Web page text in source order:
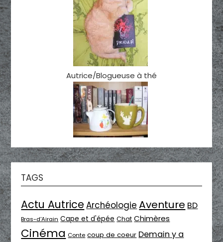
Autrice/Blogueuse à thé
TAGS
Actu Autrice Archéologie Aventure BD
Bras-d'Airain Cape et d'épée Chat Chimères
Cinéma Conte coup de coeur Demain y a